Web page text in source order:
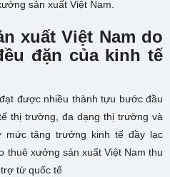
sản xuất Việt Nam.
xuất Việt Nam do
đặn của kinh tế
được nhiều thành tựu bước đầu
thị trường, đa dạng thị trường và
mức tăng trưởng kinh tế đầy lạc
thuê xưởng sản xuất Việt Nam thu
từ quốc tế